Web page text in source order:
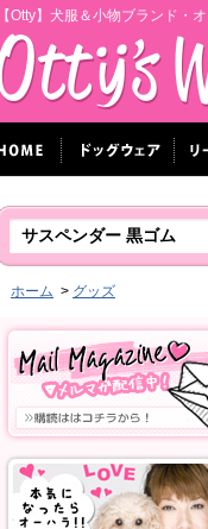
【Otty】犬服＆小物ブランド・
サスペンダー 黒ゴム
ホーム > グッズ